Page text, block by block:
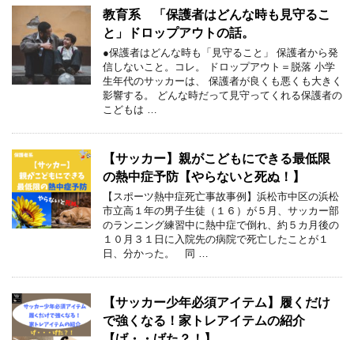
教育系 「保護者はどんな時も見守るこ
と」ドロップアウトの話。
●保護者はどんな時も「見守ること」 保護者から発
信しないこと。コレ。 ドロップアウト＝脱落 小学
生年代のサッカーは、 保護者が良くも悪くも大きく
影響する。 どんな時だって見守ってくれる保護者の
こどもは …
【サッカー】親がこどもにできる最低限
の熱中症予防【やらないと死ぬ！】
【スポーツ熱中症死亡事故事例】浜松市中区の浜松
市立高１年の男子生徒（１６）が５月、サッカー部
のランニング練習中に熱中症で倒れ、約５カ月後の
１０月３１日に入院先の病院で死亡したことが１
日、分かった。 同 …
【サッカー少年必須アイテム】履くだけ
で強くなる！家トレアイテムの紹介